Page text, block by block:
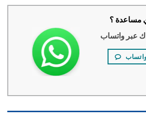
؟
واتساب